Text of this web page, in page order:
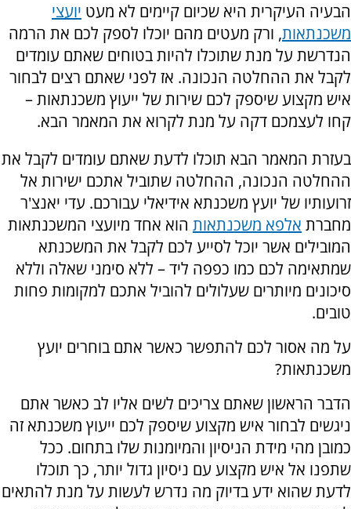
הבעיה העיקרית היא שכיום קיימים לא מעט יועצי
משכנתאות, ורק מעטים מהם יוכלו לספק לכם את הרמה
הנדרשת על מנת שתוכלו להיות בטוחים שאתם עומדים
לקבל את ההחלטה הנכונה. אז לפני שאתם רצים לבחור
איש מקצוע שיספק לכם שירות של ייעוץ משכנתאות –
קחו לעצמכם דקה על מנת לקרוא את המאמר הבא.
בעזרת המאמר הבא תוכלו לדעת שאתם עומדים לקבל את
ההחלטה הנכונה, ההחלטה שתוביל אתכם ישירות אל
זרועותיו של יועץ משכנתא אידיאלי עבורכם. עדי יאנצ'ר
מחברת אלפא משכנתאות הוא אחד מיועצי המשכנתאות
המובילים אשר יוכל לסייע לכם לקבל את המשכנתא
שמתאימה לכם כמו כפפה ליד – ללא סימני שאלה וללא
סיכונים מיותרים שעלולים להוביל אתכם למקומות פחות
טובים.
על מה אסור לכם להתפשר כאשר אתם בוחרים יועץ
משכנתאות?
הדבר הראשון שאתם צריכים לשים אליו לב כאשר אתם
ניגשים לבחור איש מקצוע שיספק לכם ייעוץ משכנתא זה
כמובן מהי מידת הניסיון והמיומנות שלו בתחום. ככל
שתפנו אל איש מקצוע עם ניסיון גדול יותר, כך תוכלו
לדעת שהוא ידע בדיוק מה נדרש לעשות על מנת להתאים